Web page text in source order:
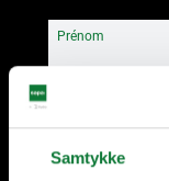
Samtykke
Prénom